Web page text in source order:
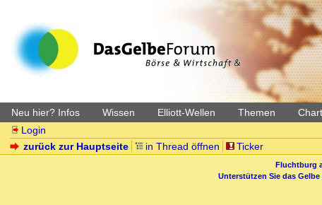
Neu hier? Infos Wissen Elliott-Wellen Themen
Login
zurück zur Hauptseite
in Thread öffnen Ticker
Fluchtburg
Unterstützen Sie das Gelbe